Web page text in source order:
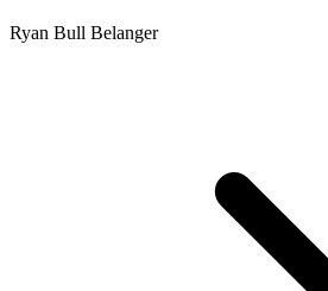
Ryan Bull Belanger